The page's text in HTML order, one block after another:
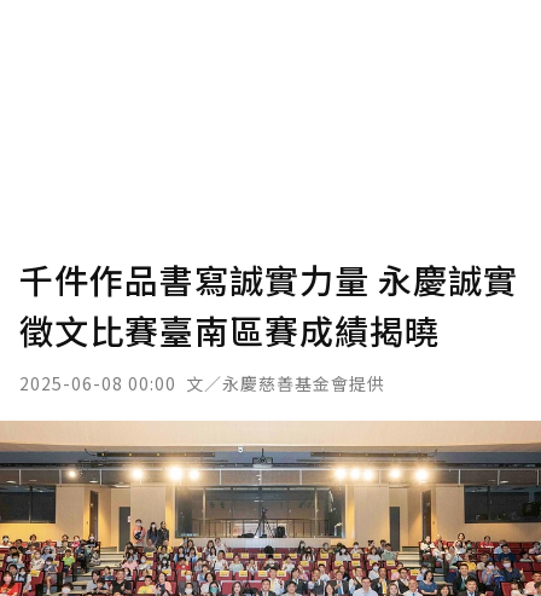
千件作品書寫誠實力量 永慶誠實
徵文比賽臺南區賽成績揭曉
2025-06-08 00:00 文／永慶慈善基金會提供